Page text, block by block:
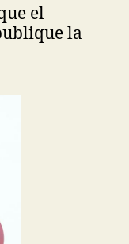
el
la